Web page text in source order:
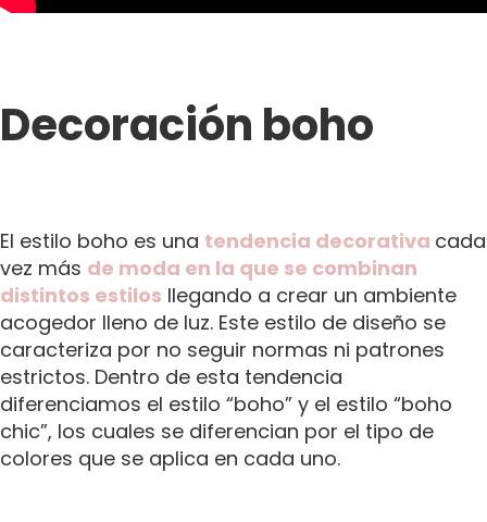
Decoración boho
El estilo boho es una tendencia decorativa cada
vez más de moda en la que se combinan
distintos estilos llegando a crear un ambiente
acogedor lleno de luz. Este estilo de diseño se
caracteriza por no seguir normas ni patrones
estrictos. Dentro de esta tendencia
diferenciamos el estilo “boho” y el estilo “boho
chic”, los cuales se diferencian por el tipo de
colores que se aplica en cada uno.